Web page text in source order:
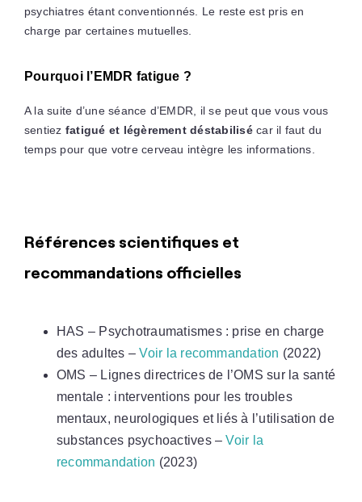
psychiatres étant conventionnés. Le reste est pris en
charge par certaines mutuelles.
Pourquoi l’EMDR fatigue ?
A la suite d’une séance d’EMDR, il se peut que vous vous
sentiez fatigué et légèrement déstabilisécar il faut du
temps pour que votre cerveau intègre les informations.
Références scientifiques et
recommandations officielles
HAS – Psychotraumatismes : prise en charge
des adultes –Voir la recommandation (2022)
OMS – Lignes directrices de l’OMS sur la santé
mentale : interventions pour les troubles
mentaux, neurologiques et liés à l’utilisation de
substances psychoactives –Voir la
recommandation (2023)